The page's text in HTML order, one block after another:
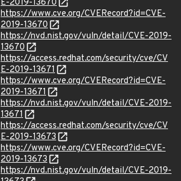
E-2019-13670
https://www.cve.org/CVERecord?id=CVE-
2019-13670
https://nvd.nist.gov/vuln/detail/CVE-2019-
13670
https://access.redhat.com/security/cve/CV
E-2019-13671
https://www.cve.org/CVERecord?id=CVE-
2019-13671
https://nvd.nist.gov/vuln/detail/CVE-2019-
13671
https://access.redhat.com/security/cve/CV
E-2019-13673
https://www.cve.org/CVERecord?id=CVE-
2019-13673
https://nvd.nist.gov/vuln/detail/CVE-2019-